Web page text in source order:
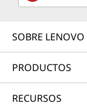
listos para
día: 24/7/365.
Más
SOBRE LENOVO
PRODUCTOS
RECURSOS